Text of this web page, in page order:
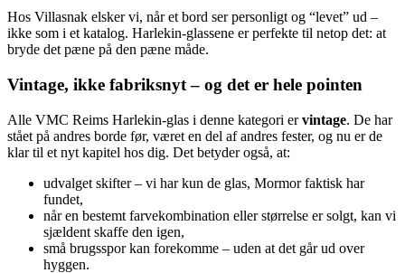
Hos Villasnak elsker vi, når et bord ser personligt og “levet” ud –
ikke som i et katalog. Harlekin-glassene er perfekte til netop det: at
bryde det pæne på den pæne måde.
Vintage, ikke fabriksnyt – og det er hele pointen
Alle VMC Reims Harlekin-glas i denne kategori ervintage. De har
stået på andres borde før, været en del af andres fester, og nu er de
klar til et nyt kapitel hos dig. Det betyder også, at:
udvalget skifter – vi har kun de glas, Mormor faktisk har
fundet,
når en bestemt farvekombination eller størrelse er solgt, kan vi
sjældent skaffe den igen,
små brugsspor kan forekomme – uden at det går ud over
hyggen.